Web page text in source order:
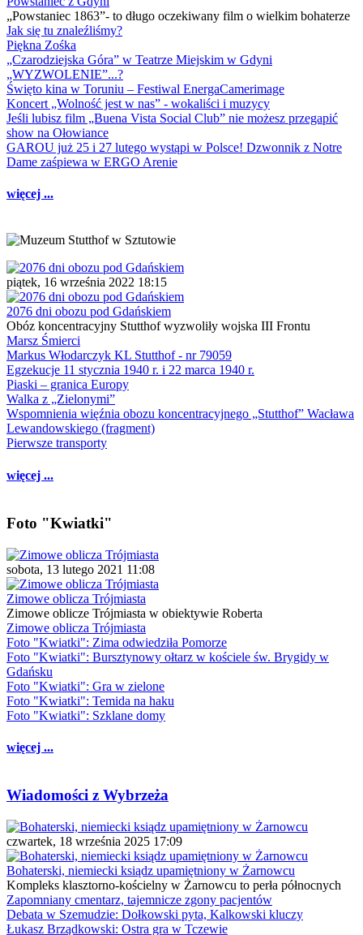
„Powstaniec 1863”- to długo oczekiwany film o wielkim bohaterze
Jak się tu znaleźliśmy?
Piękna Zośka
„Czarodziejska Góra” w Teatrze Miejskim w Gdyni
„WYZWOLENIE”...?
Święto kina w Toruniu – Festiwal EnergaCamerimage
Koncert „Wolność jest w nas” - wokaliści i muzycy
Jeśli lubisz film „Buena Vista Social Club” nie możesz przegapić
show na Ołowiance
GAROU już 25 i 27 lutego wystąpi w Polsce! Dzwonnik z Notre
Dame zaśpiewa w ERGO Arenie
więcej ...
piątek, 16 września 2022 18:15
2076 dni obozu pod Gdańskiem
Obóz koncentracyjny Stutthof wyzwoliły wojska III Frontu
Marsz Śmierci
Markus Włodarczyk KL Stutthof - nr 79059
Egzekucje 11 stycznia 1940 r. i 22 marca 1940 r.
Piaski – granica Europy
Walka z „Zielonymi”
Wspomnienia więźnia obozu koncentracyjnego „Stutthof” Wacława
Lewandowskiego (fragment)
Pierwsze transporty
więcej ...
Foto "Kwiatki"
sobota, 13 lutego 2021 11:08
Zimowe oblicza Trójmiasta
Zimowe oblicze Trójmiasta w obiektywie Roberta
Zimowe oblicza Trójmiasta
Foto "Kwiatki": Zima odwiedziła Pomorze
Foto "Kwiatki": Bursztynowy ołtarz w kościele św. Brygidy w
Gdańsku
Foto "Kwiatki": Gra w zielone
Foto "Kwiatki": Temida na haku
Foto "Kwiatki": Szklane domy
więcej ...
Wiadomości z Wybrzeża
czwartek, 18 września 2025 17:09
Bohaterski, niemiecki ksiądz upamiętniony w Żarnowcu
Kompleks klasztorno-kościelny w Żarnowcu to perła północnych
Zapomniany cmentarz, tajemnicze zgony pacjentów
Debata w Szemudzie: Dołkowski pyta, Kalkowski kluczy
Łukasz Brządkowski: Ostra gra w Tczewie